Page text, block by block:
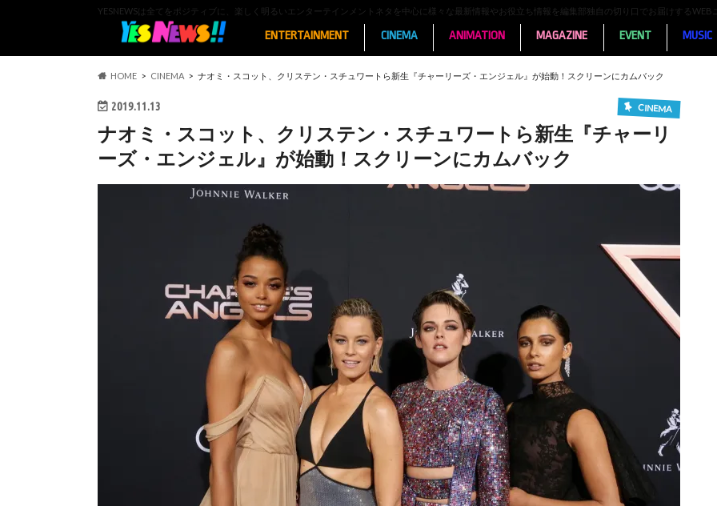
YESNEWSは全てをポジティブに、楽しく明るいエンターテインメントネタを中心に様々な最新情報やお役立ち情報を編集部独自の切り口でお届けするWEB
ENTERTAINMENT CINEMA ANIMATION MAGAZINE EVENT MUSIC
HOME CINEMA ナオミ・スコット、クリステン・スチュワートら新生『チャーリーズ・エンジェル』が始動！スクリーンにカムバック
2019.11.13 CINEMA
ナオミ・スコット、クリステン・スチュワートら新生『チャーリ
ーズ・エンジェル』が始動！スクリーンにカムバック